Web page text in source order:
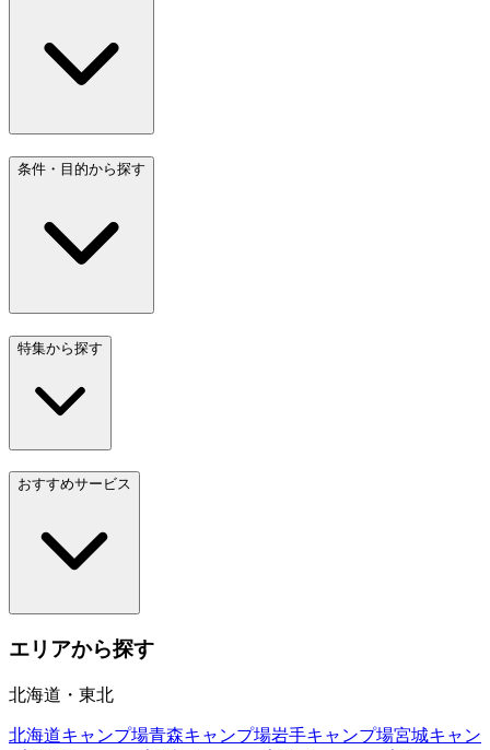
条件・目的から探す
特集から探す
おすすめサービス
エリアから探す
北海道・東北
北海道キャンプ場青森キャンプ場岩手キャンプ場宮城キャン